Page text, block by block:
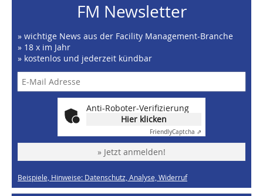
FM Newsletter
» wichtige News aus der Facility Management-Branche
» 18 x im Jahr
» kostenlos und jederzeit kündbar
Anti-Roboter-Verifizierung
Hier klicken
FriendlyCaptcha ⇗
» Jetzt anmelden!
Beispiele, Hinweise: Datenschutz, Analyse, Widerruf